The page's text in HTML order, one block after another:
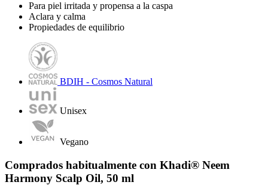
Para piel irritada y propensa a la caspa
Aclara y calma
Propiedades de equilibrio
BDIH - Cosmos Natural
Unisex
Vegano
Comprados habitualmente con Khadi® Neem
Harmony Scalp Oil, 50 ml